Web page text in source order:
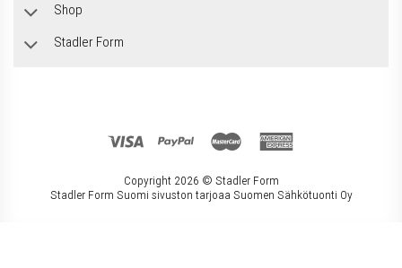
Shop
Stadler Form
Copyright 2026 © Stadler Form
Stadler Form Suomi sivuston tarjoaa Suomen Sähkötuonti Oy